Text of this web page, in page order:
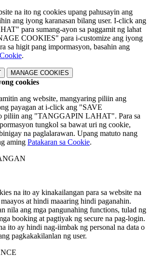
na ito ng cookies upang pahusayin ang
ang iyong karanasan bilang user. I-click ang
para sumang-ayon sa paggamit ng lahat
COOKIES" para i-customize ang iyong
sa higit pang impormasyon, basahin ang
.
MANAGE COOKIES
cookies
ang website, mangyaring piliin ang
payagan at i-click ang "SAVE
piliin ang "TANGGAPIN LAHAT". Para sa
tungkol sa bawat uri ng cookie,
na paglalarawan. Upang matuto nang
aming Patakaran sa Cookie.
na ito ay kinakailangan para sa website na
at hindi maaaring hindi paganahin.
nila ang mga pangunahing functions, tulad ng
booking at pagtiyak ng secure na pag-login.
ito ay hindi nag-iimbak ng personal na data o
pagkakakilanlan ng user.